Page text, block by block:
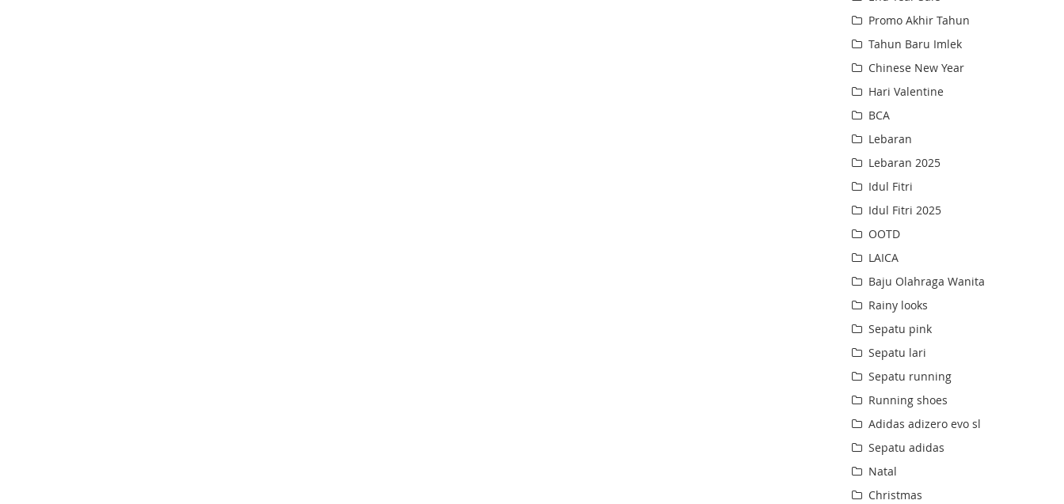
Promo Akhir Tahun
Tahun Baru Imlek
Chinese New Year
Hari Valentine
BCA
Lebaran
Lebaran 2025
Idul Fitri
Idul Fitri 2025
OOTD
LAICA
Baju Olahraga Wanita
Rainy looks
Sepatu pink
Sepatu lari
Sepatu running
Running shoes
Adidas adizero evo sl
Sepatu adidas
Natal
Christmas